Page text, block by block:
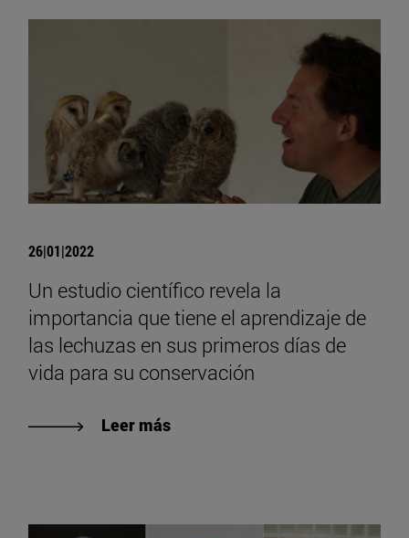
26|01|2022
Un estudio científico revela la
importancia que tiene el aprendizaje de
las lechuzas en sus primeros días de
vida para su conservación
Leer más